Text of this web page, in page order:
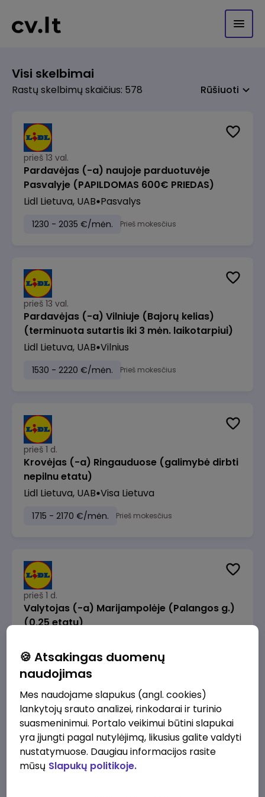
Visi skelbimai
Rastų skelbimų skaičius: 578 Rūšiuoti
prieš 13 val.
Pardavėjas (-a) naujoje parduotuvėje
Pasvalyje (PAPILDOMAS 600€ PRIEDAS)
Lidl Lietuva, UAB Pasvalys
1230 - 2035 €/mėn. Prieš mokesčius
prieš 13 val.
Pardavėjas (-a) Vilniuje (Bajorų kelias)
(terminuota sutartis iki 3 mėn. laikotarpiui)
Lidl Lietuva, UAB Vilnius
1530 - 2220 €/mėn. Prieš mokesčius
prieš 1 d.
Krovėjas (-a) Ringauduose (galimybė dirbti
nepilnu etatu)
Lidl Lietuva, UAB Visa Lietuva
1715 - 2170 €/mėn. Prieš mokesčius
prieš 1 d.
Valytojas (-a) Marijampolėje (Palangos g.)
(0,25 etatu)
289 - 337 €/mėn. Prieš mokesčius
prieš 1 d.
Talent Development Project Manager (fixed
term - 1.5 years)
🍪 Atsakingas duomenų
naudojimas
Mes naudojame slapukus (angl. cookies)
lankytojų srauto analizei, rinkodarai ir turinio
suasmeninimui. Portalo veikimui būtini slapukai
yra įjungti pagal nutylėjimą, likusius galite valdyti
nustatymuose. Daugiau informacijos rasite
mūsų Slapukų politikoje.